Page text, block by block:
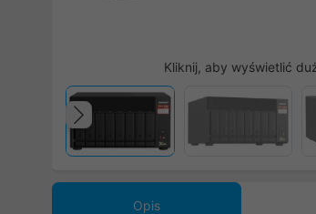
Kliknij, aby wyświetlić
Poprzedni
Opis